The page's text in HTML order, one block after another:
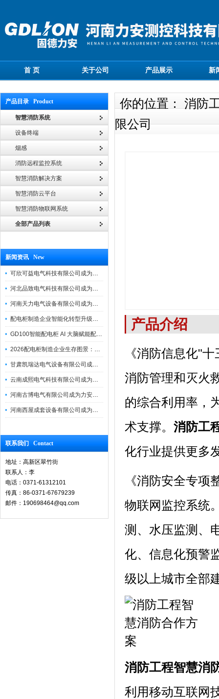
首 页 关于公司 产品展示 新
产品目录 Product
智慧消防系统
设备终端
烟感
消防远程监控系统
智慧消防解决方案
智慧消防云平台
智慧消防物联网系统
全部产品列表
新闻资讯 New
可欣可益电气科技有限公司成为力安电易云战略合作伙伴，共创智能配电新未来
河北品致电气科技有限公司成为力安电易云战略合作伙伴，共创智能配电新未来
河南天力电气设备有限公司成为力安电易云战略合作伙伴，共创智能配电新未来
配电柜制造企业智能化转型升级研讨会在力安成功举办
GD100智能配电柜 AI 大脑赋能配电柜制造企业高压一键顺控！
2026配电柜制造企业生存图景：市场、政策与智能化转型路径
甘肃凯瑞达电气设备有限公司成为电易云战略合作伙伴，共创智能配电新未来
云南成熙电气科技有限公司成为力安电易云战略合作伙伴，共创智能配电新未来
河南古博电气有限公司成为力安电易云战略合作伙伴，共创智能配电新未来！
河南西屋成套设备有限公司成为力安电易云战略合作伙伴，共创智能配电新未来
联系我们 Contact
地址：高新区翠竹街
联系人：李
电话：0371-61312101
传真：86-0371-67679239
邮件：190698464@qq.com
你的位置： 消防
限公司
产品介绍
《消防信息化"
消防管理和灭火
的综合利用率，
术支撑。 消防工
化行业提供更多
《消防安全专
物联网监控系统
测、水压监测、
化、信息化预警
级以上城市全部
消防工程智慧消
利用移动互联网